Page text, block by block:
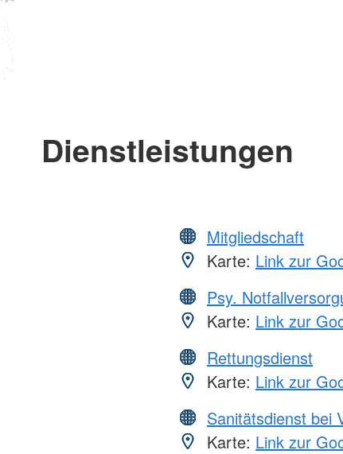
Dienstleistungen
Mitgliedschaft
Karte: Link zur
Psy.
Karte: Link zur
Rettungsdienst
Karte: Link zur
Sanitätsdienst bei
Karte: Link zur